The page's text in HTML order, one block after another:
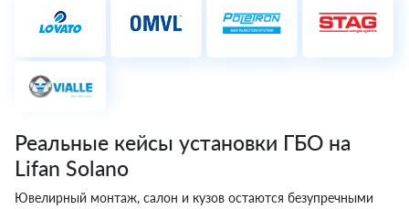
Реальные кейсы установки ГБО на
Lifan Solano
Ювелирный монтаж, салон и кузов остаются безупречными